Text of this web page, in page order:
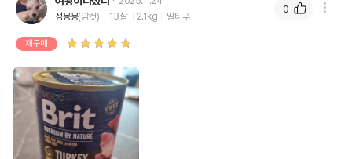
정몽몽(암컷) 13살 2.1kg 말티푸
재구매
0